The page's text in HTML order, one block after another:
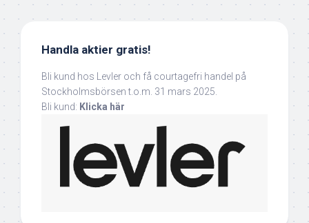
Handla aktier gratis!
Bli kund hos Levler och få courtagefri handel på
Stockholmsbörsen t.o.m. 31 mars 2025.
Bli kund: Klicka här